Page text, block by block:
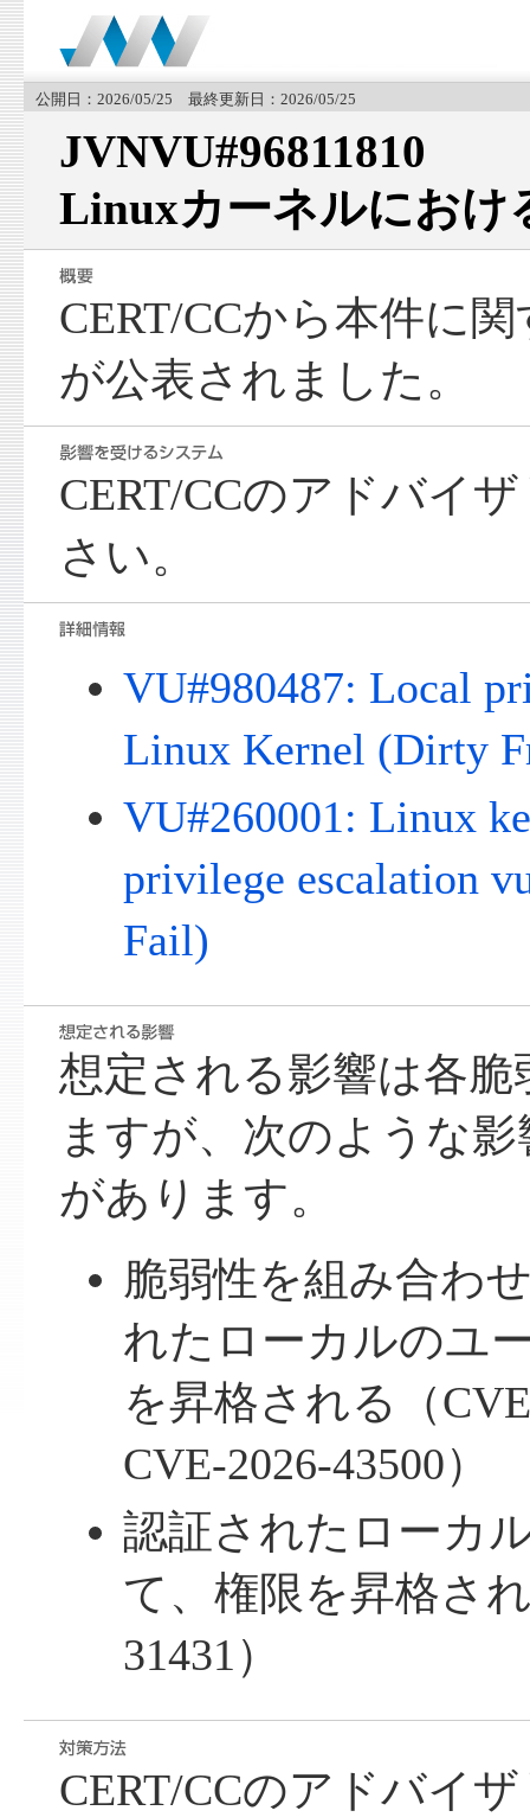
公開日：2026/05/25 最終更新日：2026/05/25
JVNVU#96811810
Linuxカーネルにおけ
CERT/CCから本件に
が公表されました。
CERT/CCのアドバイ
さい。
VU#980487: Local
Linux Kernel (Dirty
VU#260001: Linux
privilege escalation
Fail)
想定される影響は各
ますが、次のような
があります。
脆弱性を組み合わ
れたローカルのユ
を昇格される（
CVE-2026-43500）
認証されたローカ
て、権限を昇格さ
31431）
CERT/CCのアドバイ